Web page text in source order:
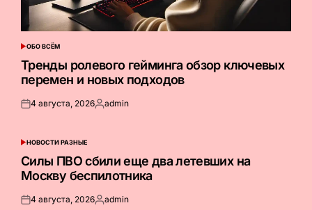
ОПУБЛИКОВАНО
В
ОБО ВСЁМ
Тренды ролевого гейминга обзор ключевых
перемен и новых подходов
Опубликовано
4 августа, 2026Запись
admin
ОПУБЛИКОВАНО
НОВОСТИ РАЗНЫЕ
Силы ПВО сбили еще два летевших на
Москву беспилотника
Опубликовано
4 августа, 2026Запись
admin